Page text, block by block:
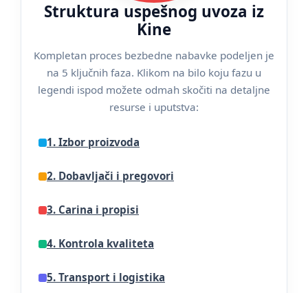
Struktura uspešnog uvoza iz
Kine
Kompletan proces bezbedne nabavke podeljen je
na 5 ključnih faza. Klikom na bilo koju fazu u
legendi ispod možete odmah skočiti na detaljne
resurse i uputstva:
1. Izbor proizvoda
2. Dobavljači i pregovori
3. Carina i propisi
4. Kontrola kvaliteta
5. Transport i logistika